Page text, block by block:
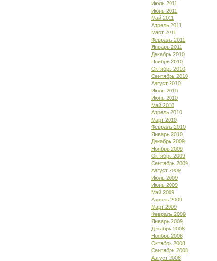
Июль 2011
Июнь 2011
Май 2011
Апрель 2011
Март 2011
Февраль 2011
Январь 2011
Декабрь 2010
Ноябрь 2010
Октябрь 2010
Сентябрь 2010
Август 2010
Июль 2010
Июнь 2010
Май 2010
Апрель 2010
Март 2010
Февраль 2010
Январь 2010
Декабрь 2009
Ноябрь 2009
Октябрь 2009
Сентябрь 2009
Август 2009
Июль 2009
Июнь 2009
Май 2009
Апрель 2009
Март 2009
Февраль 2009
Январь 2009
Декабрь 2008
Ноябрь 2008
Октябрь 2008
Сентябрь 2008
Август 2008